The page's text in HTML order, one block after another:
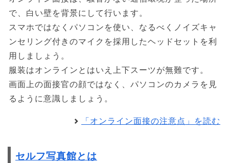
で、白い壁を背景にして行います。
スマホではなくパソコンを使い、なるべくノイズキャ
ンセリング付きのマイクを採用したヘッドセットを利
用しましょう。
服装はオンラインとはいえ上下スーツが無難です。
画面上の面接官の顔ではなく、パソコンのカメラを見
るように意識しましょう。
「オンライン面接の注意点」を読む
セルフ写真館とは